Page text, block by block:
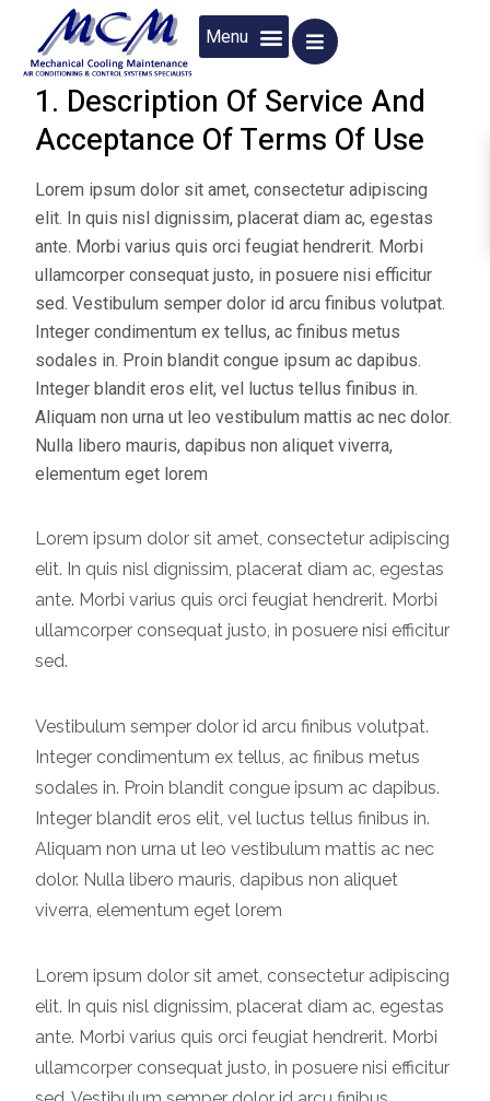
1. Description Of Service And
Acceptance Of Terms Of Use
Lorem ipsum dolor sit amet, consectetur adipiscing
elit. In quis nisl dignissim, placerat diam ac, egestas
ante. Morbi varius quis orci feugiat hendrerit. Morbi
ullamcorper consequat justo, in posuere nisi efficitur
sed. Vestibulum semper dolor id arcu finibus volutpat.
Integer condimentum ex tellus, ac finibus metus
sodales in. Proin blandit congue ipsum ac dapibus.
Integer blandit eros elit, vel luctus tellus finibus in.
Aliquam non urna ut leo vestibulum mattis ac nec dolor.
Nulla libero mauris, dapibus non aliquet viverra,
elementum eget lorem
Lorem ipsum dolor sit amet, consectetur adipiscing
elit. In quis nisl dignissim, placerat diam ac, egestas
ante. Morbi varius quis orci feugiat hendrerit. Morbi
ullamcorper consequat justo, in posuere nisi efficitur
sed.
Vestibulum semper dolor id arcu finibus volutpat.
Integer condimentum ex tellus, ac finibus metus
sodales in. Proin blandit congue ipsum ac dapibus.
Integer blandit eros elit, vel luctus tellus finibus in.
Aliquam non urna ut leo vestibulum mattis ac nec
dolor. Nulla libero mauris, dapibus non aliquet
viverra, elementum eget lorem
Lorem ipsum dolor sit amet, consectetur adipiscing
elit. In quis nisl dignissim, placerat diam ac, egestas
ante. Morbi varius quis orci feugiat hendrerit. Morbi
ullamcorper consequat justo, in posuere nisi efficitur